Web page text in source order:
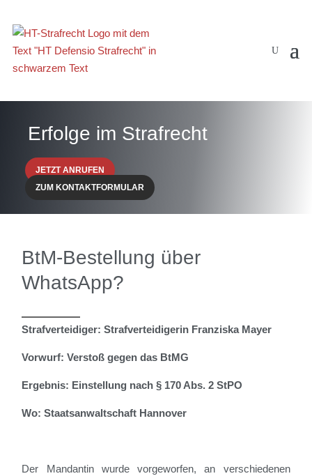
Erfolge im Strafrecht
JETZT ANRUFEN
ZUM KONTAKTFORMULAR
BtM-Bestellung über
WhatsApp?
Strafverteidiger: Strafverteidigerin Franziska Mayer
Vorwurf: Verstoß gegen das BtMG
Ergebnis: Einstellung nach § 170 Abs. 2 StPO
Wo: Staatsanwaltschaft Hannover
Der Mandantin wurde vorgeworfen, an verschiedenen